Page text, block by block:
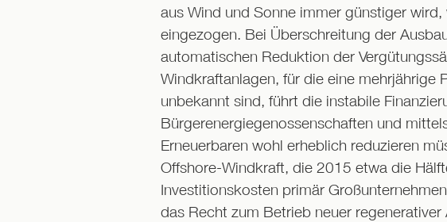
aus Wind und Sonne immer günstiger
eingezogen. Bei Überschreitung der
automatischen Reduktion der
Windkraftanlagen, für die eine
unbekannt sind, führt die instabile
Bürgerenergiegenossenschaften und
Erneuerbaren wohl erheblich reduzieren
Offshore-Windkraft, die 2015 etwa die
Investitionskosten primär
das Recht zum Betrieb neuer